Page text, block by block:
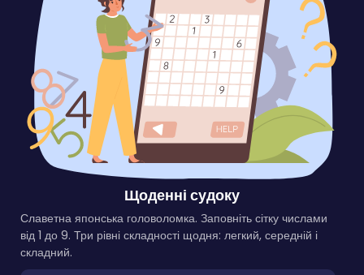
Щоденні судоку
Славетна японська головоломка. Заповніть сітку числами
від 1 до 9. Три рівні складності щодня: легкий, середній і
складний.